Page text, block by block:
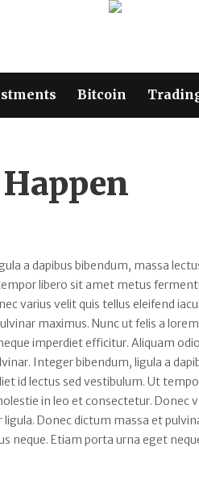
Bitcoin
a dapibus bibendum, massa
libero sit amet metus
varius velit quis tellus eleifend
maximus. Nunc ut felis a
imperdiet efficitur. Aliquam
Integer bibendum, ligula a
id lectus sed vestibulum. Ut
in leo et consectetur. Donec
Donec dictum massa et
neque. Etiam porta urna eget